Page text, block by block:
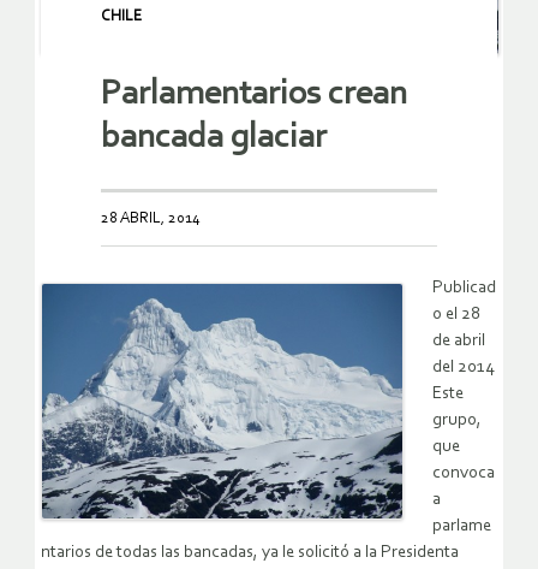
CHILE
Parlamentarios crean
bancada glaciar
28 ABRIL, 2014
Publicad
o el 28
de abril
del 2014
Este
grupo,
que
convoca
a
parlame
ntarios de todas las bancadas, ya le solicitó a la Presidenta